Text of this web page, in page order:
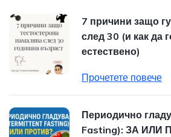
7 причини защо
след 30 (и как да
естествено)
Прочетете повече
Периодично
Fasting): ЗА ИЛИ